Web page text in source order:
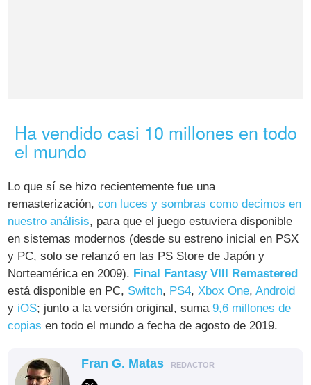
Ha vendido casi 10 millones en todo
el mundo
Lo que sí se hizo recientemente fue una
remasterización,con luces y sombras como decimos en
nuestro análisis, para que el juego estuviera disponible
en sistemas modernos (desde su estreno inicial en PSX
y PC, solo se relanzó en las PS Store de Japón y
Norteamérica en 2009). Final Fantasy VIII Remastered
está disponible en PC, Switch, PS4,Xbox One,Android
y iOS; junto a la versión original, suma9,6 millones de
copias en todo el mundo a fecha de agosto de 2019.
Fran G. Matas REDACTOR